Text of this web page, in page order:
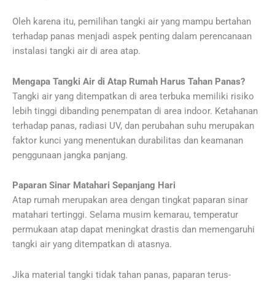
Oleh karena itu, pemilihan tangki air yang mampu bertahan
terhadap panas menjadi aspek penting dalam perencanaan
instalasi tangki air di area atap.
Mengapa Tangki Air di Atap Rumah Harus Tahan Panas?
Tangki air yang ditempatkan di area terbuka memiliki risiko
lebih tinggi dibanding penempatan di area indoor. Ketahanan
terhadap panas, radiasi UV, dan perubahan suhu merupakan
faktor kunci yang menentukan durabilitas dan keamanan
penggunaan jangka panjang.
Paparan Sinar Matahari Sepanjang Hari
Atap rumah merupakan area dengan tingkat paparan sinar
matahari tertinggi. Selama musim kemarau, temperatur
permukaan atap dapat meningkat drastis dan memengaruhi
tangki air yang ditempatkan di atasnya.
Jika material tangki tidak tahan panas, paparan terus-